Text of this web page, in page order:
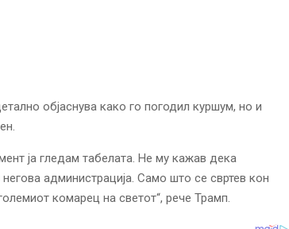
објаснува како го погодил куршум, но и
ја гледам табелата. Не му кажав дека
администрација. Само што се свртев кон
комарец на светот“, рече Трамп.